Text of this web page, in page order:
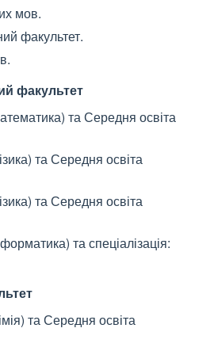
мов.
факультет.
факультет
та Середня освіта
та Середня освіта
та Середня освіта
та спеціалізація:
та Середня освіта